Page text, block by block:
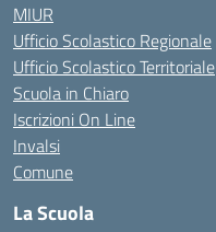
MIUR
Ufficio Scolastico Regionale
Ufficio Scolastico Territoriale
Scuola in Chiaro
Iscrizioni On Line
Invalsi
Comune
La Scuola